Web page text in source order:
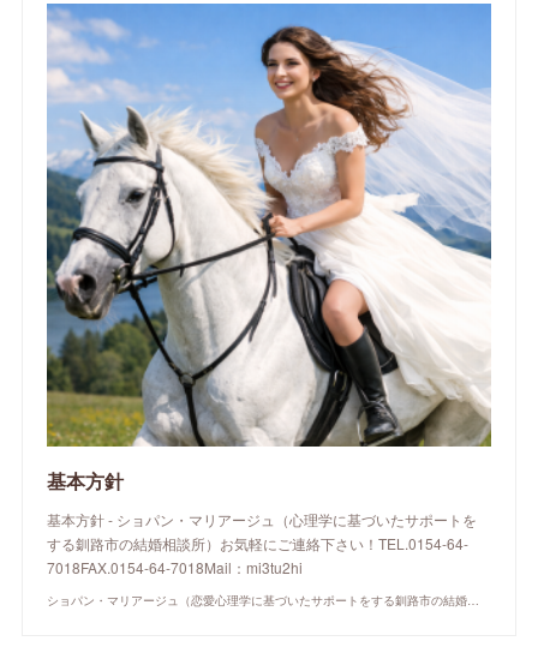
基本方針
基本方針 - ショパン・マリアージュ（心理学に基づいたサポートを
する釧路市の結婚相談所）お気軽にご連絡下さい！TEL.0154-64-
7018FAX.0154-64-7018Mail：mi3tu2hi
ショパン・マリアージュ（恋愛心理学に基づいたサポートをする釧路市の結婚相談所）/ 全国結婚相談事業者連盟正規加盟店 / cherry-piano.com